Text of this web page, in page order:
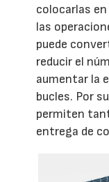
colocarlas
las
puede
reducir el
aumentar la
bucles. Por
permiten
entrega de